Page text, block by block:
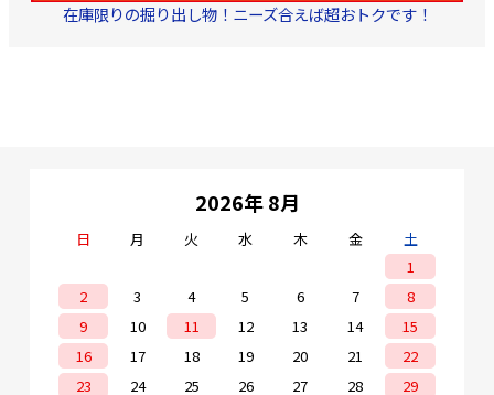
在庫限りの掘り出し物！ニーズ合えば超おトクです！
2026年 8月
日 月 火 水 木 金
土
1
2
3 4 5 6 7
8
9
10 11 12 13 14
15
16
17 18 19 20 21
22
23
24 25 26 27 28
29